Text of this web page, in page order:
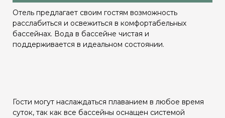
Отель предлагает своим гостям возможность
расслабиться и освежиться в комфортабельных
бассейнах. Вода в бассейне чистая и
поддерживается в идеальном состоянии.
Гости могут наслаждаться плаванием в любое время
суток, так как все бассейны оснащен системой